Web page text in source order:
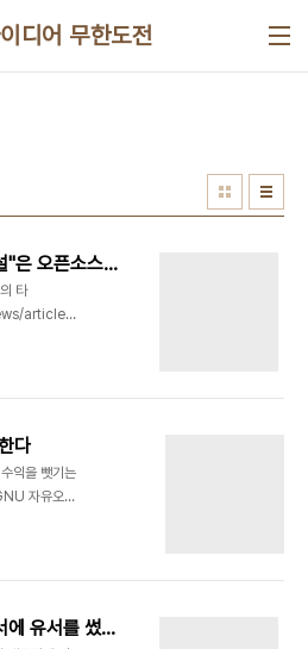
디어 무한도전
신경숙이 쓴 표절 소설 "전설"은 오픈소스로 공개되면 좋다
타
article.html?
스러워 독
실린 (1996
사회 관계망
한 창비의 해
적 궤변"이라
우주가 들어
은 오픈소스
다
익을 뺏기는
자유오픈
스라서 운영
소스를 요구
봐서, 어쩌면
저는 노무현이 워드프로세서에 유서를 썼다는 게 걸립니다